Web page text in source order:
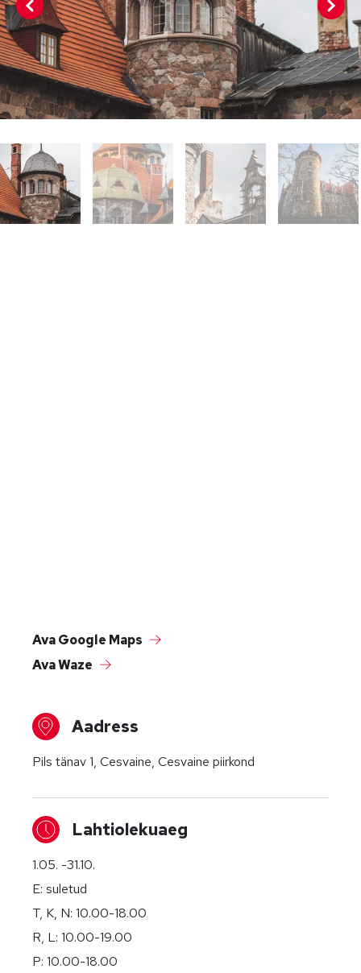
Aadress
Pils tänav 1, Cesvaine, Cesvaine piirkond
Lahtiolekuaeg
1.05. -31.10.
E: suletud
T, K, N: 10.00-18.00
R, L: 10.00-19.00
P: 10.00-18.00
Ava Google Maps
Ava Waze